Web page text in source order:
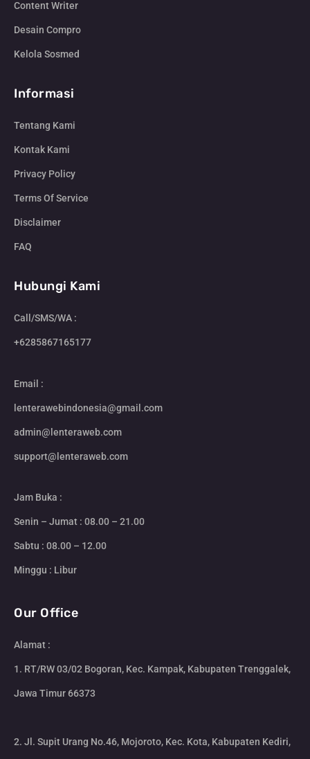
Content Writer
Desain Compro
Kelola Sosmed
Informasi
Tentang Kami
Kontak Kami
Privacy Policy
Terms Of Service
Disclaimer
FAQ
Hubungi Kami
Call/SMS/WA :
+6285867165177
Email :
lenterawebindonesia@gmail.com
admin@lenteraweb.com
support@lenteraweb.com
Jam Buka :
Senin – Jumat : 08.00 – 21.00
Sabtu : 08.00 – 12.00
Minggu : Libur
Our Office
Alamat :
1. RT/RW 03/02 Bogoran, Kec. Kampak, Kabupaten Trenggalek,
Jawa Timur 66373
2. Jl. Supit Urang No.46, Mojoroto, Kec. Kota, Kabupaten Kediri,